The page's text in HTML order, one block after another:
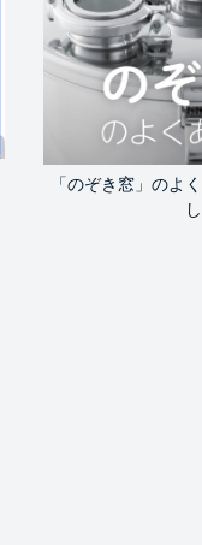
「のぞき窓」のよ